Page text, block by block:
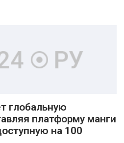
глобальную
платформу манги
на 100